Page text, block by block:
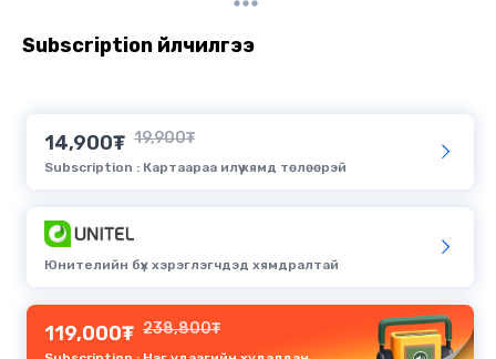
Subscription үйлчилгээ
14,900₮ 19,900₮
Subscription : Картаараа илүү хямд төлөөрэй
Юнителийн бүх хэрэглэгчдэд хямдралтай
119,000₮ 238,800₮